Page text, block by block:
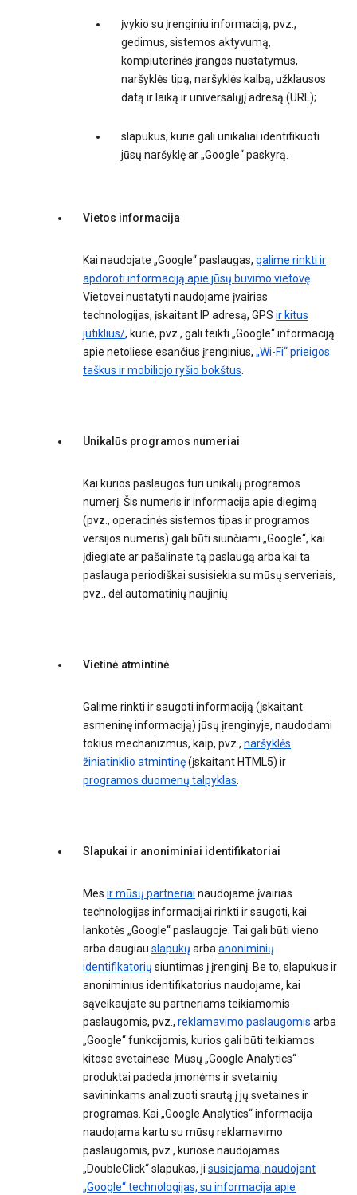
įvykio su įrenginiu informaciją, pvz.,
gedimus, sistemos aktyvumą,
kompiuterinės įrangos nustatymus,
naršyklės tipą, naršyklės kalbą, užklausos
datą ir laiką ir universalųjį adresą (URL);
slapukus, kurie gali unikaliai identifikuoti
jūsų naršyklę ar „Google“ paskyrą.
Vietos informacija
Kai naudojate „Google“ paslaugas, galime rinkti ir
apdoroti informaciją apie jūsų buvimo vietovę.
Vietovei nustatyti naudojame įvairias
technologijas, įskaitant IP adresą, GPS ir kitus
jutiklius/, kurie, pvz., gali teikti „Google“ informaciją
apie netoliese esančius įrenginius, „Wi-Fi“ prieigos
taškus ir mobiliojo ryšio bokštus.
Unikalūs programos numeriai
Kai kurios paslaugos turi unikalų programos
numerį. Šis numeris ir informacija apie diegimą
(pvz., operacinės sistemos tipas ir programos
versijos numeris) gali būti siunčiami „Google“, kai
įdiegiate ar pašalinate tą paslaugą arba kai ta
paslauga periodiškai susisiekia su mūsų serveriais,
pvz., dėl automatinių naujinių.
Vietinė atmintinė
Galime rinkti ir saugoti informaciją (įskaitant
asmeninę informaciją) jūsų įrenginyje, naudodami
tokius mechanizmus, kaip, pvz., naršyklės
žiniatinklio atmintinę(įskaitant HTML5) ir
programos duomenų talpyklas.
Slapukai ir anoniminiai identifikatoriai
Mes ir mūsų partneriai naudojame įvairias
technologijas informacijai rinkti ir saugoti, kai
lankotės „Google“ paslaugoje. Tai gali būti vieno
arba daugiau slapukų arbaanoniminių
identifikatorių siuntimas į įrenginį. Be to, slapukus ir
anoniminius identifikatorius naudojame, kai
sąveikaujate su partneriams teikiamomis
paslaugomis, pvz., reklamavimo paslaugomis arba
„Google“ funkcijomis, kurios gali būti teikiamos
kitose svetainėse. Mūsų „Google Analytics“
produktai padeda įmonėms ir svetainių
savininkams analizuoti srautą į jų svetaines ir
programas. Kai „Google Analytics“ informacija
naudojama kartu su mūsų reklamavimo
paslaugomis, pvz., kuriose naudojamas
„DoubleClick“ slapukas, ji susiejama, naudojant
„Google“ technologijas, su informacija apie